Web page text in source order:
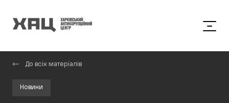
До всіх матеріалів
Новини